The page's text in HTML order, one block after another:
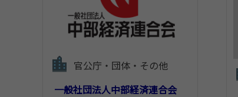
官公庁・団体・その他
一般社団法人中部経済連合会